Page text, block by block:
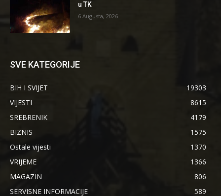
u TK
6 Augusta, 2026
SVE KATEGORIJE
BIH I SVIJET
19303
VIJESTI
8615
SREBRENIK
4179
BIZNIS
1575
Ostale vijesti
1370
VRIJEME
1366
MAGAZIN
806
SERVISNE INFORMACIJE
589